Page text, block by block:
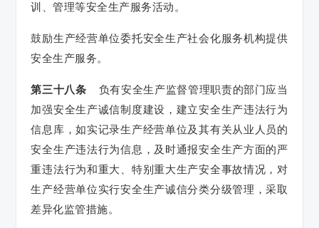
训、管理等安全生产服务活动。
鼓励生产经营单位委托安全生产社会化服务机构提供
安全生产服务。
第三十八条
负有安全生产监督管理职责的部门应当
加强安全生产诚信制度建设，建立安全生产违法行为
信息库，如实记录生产经营单位及其有关从业人员的
安全生产违法行为信息，及时通报安全生产方面的严
重违法行为和重大、特别重大生产安全事故情况，对
生产经营单位实行安全生产诚信分类分级管理，采取
差异化监管措施。